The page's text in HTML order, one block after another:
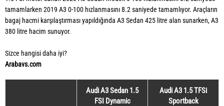
tamamlarken 2019 A3 0-100 hızlanmasını 8.2 saniyede tamamlıyor. Araçların
bagaj hacmi karşılaştırması yapıldığında A3 Sedan 425 litre alan sunarken, A3
380 litre hacim sunuyor.
Sizce hangisi daha iyi?
Arabavs.com
Audi A3 Sedan 1.5
FSI Dynamic
Audi A3 1.5 TFSi
Sportback